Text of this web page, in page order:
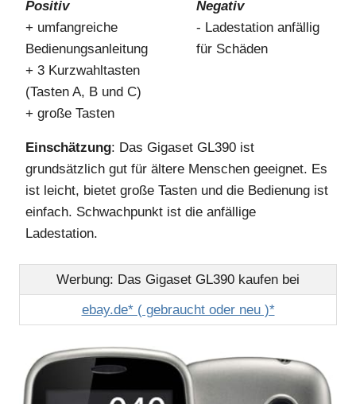
Positiv
+ umfangreiche
Bedienungsanleitung
+ 3 Kurzwahltasten
(Tasten A, B und C)
+ große Tasten
Negativ
- Ladestation anfällig
für Schäden
Einschätzung: Das Gigaset GL390 ist
grundsätzlich gut für ältere Menschen geeignet. Es
ist leicht, bietet große Tasten und die Bedienung ist
einfach. Schwachpunkt ist die anfällige
Ladestation.
Werbung: Das Gigaset GL390 kaufen bei
ebay.de* ( gebraucht oder neu )*